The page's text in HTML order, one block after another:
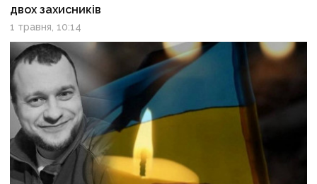
двох захисників
1 травня, 10:14